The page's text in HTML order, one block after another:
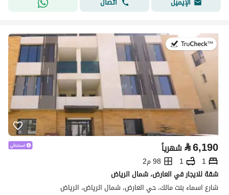
في:25 يوليو 2026
⃁6,190 شهرياً
1
1
98 م2
شقة للايجار في العارض، شمال الرياض
شارع اسماء بنت مالك، حي العارض، شمال الرياض، الرياض